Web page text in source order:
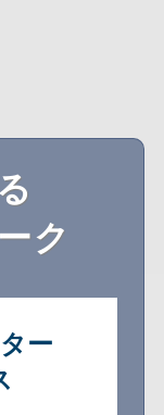
ク
ー